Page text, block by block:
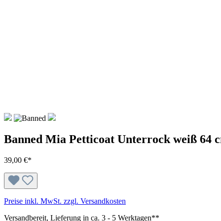
Banned Mia Petticoat Unterrock weiß 64
39,00 €*
Preise inkl. MwSt. zzgl. Versandkosten
Versandbereit, Lieferung in ca. 3 - 5 Werktagen**